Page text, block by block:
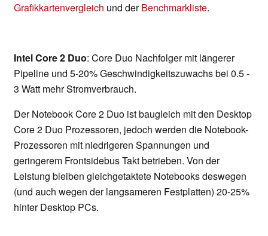
Grafikkartenvergleich und derBenchmarkliste.
Intel Core 2 Duo: Core Duo Nachfolger mit längerer
Pipeline und 5-20% Geschwindigkeitszuwachs bei 0.5 -
3 Watt mehr Stromverbrauch.
Der Notebook Core 2 Duo ist baugleich mit den Desktop
Core 2 Duo Prozessoren, jedoch werden die Notebook-
Prozessoren mit niedrigeren Spannungen und
geringerem Frontsidebus Takt betrieben. Von der
Leistung bleiben gleichgetaktete Notebooks deswegen
(und auch wegen der langsameren Festplatten) 20-25%
hinter Desktop PCs.